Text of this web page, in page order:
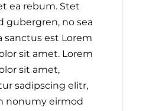
ea rebum. Stet
gubergren, no sea
sanctus est Lorem
sit amet. Lorem
sit amet,
sadipscing elitr,
nonumy eirmod